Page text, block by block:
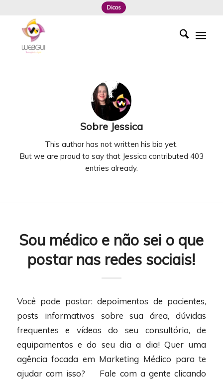
Dicas
Sobre Jessica
This author has not written his bio yet.
But we are proud to say that Jessica contributed 403
entries already.
Sou médico e não sei o que
postar nas redes sociais!
Você pode postar: depoimentos de pacientes,
posts informativos sobre sua área, dúvidas
frequentes e vídeos do seu consultório, de
equipamentos e do seu dia a dia! Quer uma
agência focada em Marketing Médico para te
ajudar com isso? Fale com a gente clicando